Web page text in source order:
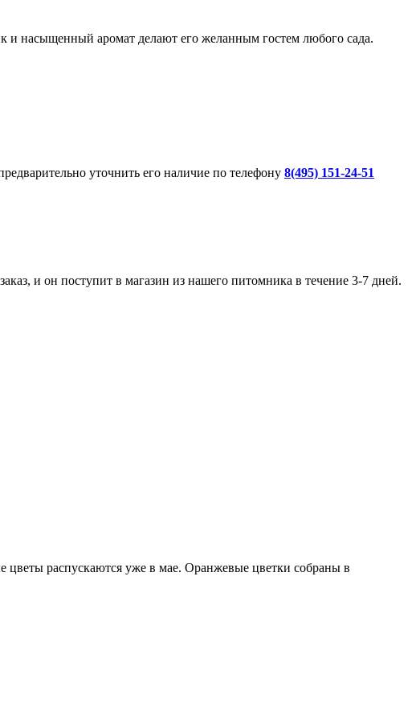
и насыщенный аромат делают его желанным гостем любого сада.
уточнить его наличие по телефону 8(495) 151-24-51
и он поступит в магазин из нашего питомника в течение 3-7 дней.
цветы распускаются уже в мае. Оранжевые цветки собраны в